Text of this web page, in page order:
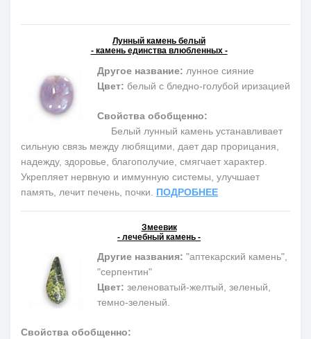
Лунный камень белый
- камень единства влюбленных -
Другое название: лунное сияние
Цвет: белый с бледно-голубой иризацией
Свойства обобщенно:
Белый лунный камень устанавливает
сильную связь между любящими, дает дар прорицания,
надежду, здоровье, благополучие, смягчает характер.
Укрепляет нервную и иммунную системы, улучшает
память, лечит печень, почки. ПОДРОБНЕЕ
Змеевик
- лечебный камень -
Другие названия: "аптекарский камень",
"серпентин"
Цвет: зеленоватый-желтый, зеленый,
темно-зеленый.
Свойства обобщенно: